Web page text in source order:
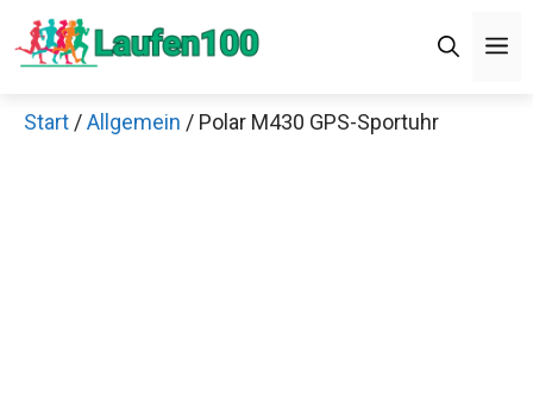
Zum
Inhalt
Start /Allgemein / Polar M430 GPS-Sportuhr